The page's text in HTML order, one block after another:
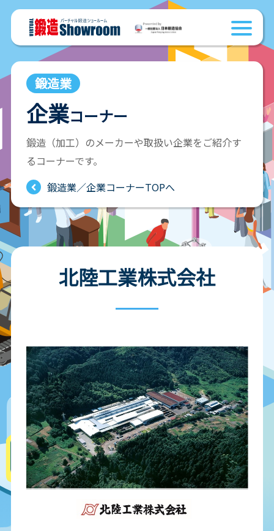
鍛造業
企業コーナー
鍛造（加工）のメーカーや取扱い企業をご紹介す
るコーナーです。
鍛造業／企業コーナーTOPへ
北陸工業株式会社